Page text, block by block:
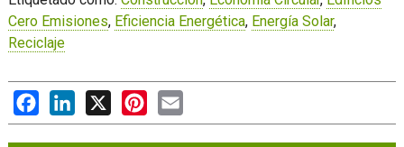
Cero Emisiones, Eficiencia Energética, Energía Solar,
Reciclaje
FacebookLinkedIn
X PinterestEmail